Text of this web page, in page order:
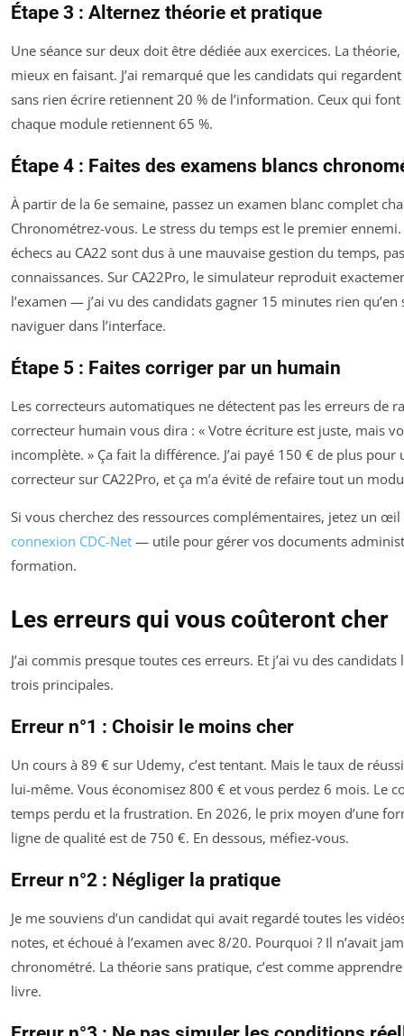
Étape 3 : Alternez théorie et pratique
Une séance sur deux doit être dédiée aux exercices. La théorie,
mieux en faisant. J’ai remarqué que les candidats qui
sans rien écrire retiennent 20 % de l’information. Ceux qui
chaque module retiennent 65 %.
Étape 4 : Faites des examens blancs
À partir de la 6e semaine, passez un examen blanc complet
Chronométrez-vous. Le stress du temps est le premier
échecs au CA22 sont dus à une mauvaise gestion du temps,
connaissances. Sur CA22Pro, le simulateur reproduit
l’examen — j’ai vu des candidats gagner 15 minutes rien qu’en
naviguer dans l’interface.
Étape 5 : Faites corriger par un humain
Les correcteurs automatiques ne détectent pas les erreurs de
correcteur humain vous dira : « Votre écriture est juste, mais
incomplète. » Ça fait la différence. J’ai payé 150 € de plus pour
correcteur sur CA22Pro, et ça m’a évité de refaire tout un
Si vous cherchez des ressources complémentaires, jetez un
connexion CDC-Net — utile pour gérer vos documents
formation.
Les erreurs qui vous coûteront cher
J’ai commis presque toutes ces erreurs. Et j’ai vu des
trois principales.
Erreur n°1 : Choisir le moins cher
Un cours à 89 € sur Udemy, c’est tentant. Mais le taux de
lui-même. Vous économisez 800 € et vous perdez 6 mois. Le
temps perdu et la frustration. En 2026, le prix moyen d’une
ligne de qualité est de 750 €. En dessous, méfiez-vous.
Erreur n°2 : Négliger la pratique
Je me souviens d’un candidat qui avait regardé toutes les
notes, et échoué à l’examen avec 8/20. Pourquoi ? Il n’avait
chronométré. La théorie sans pratique, c’est comme
livre.